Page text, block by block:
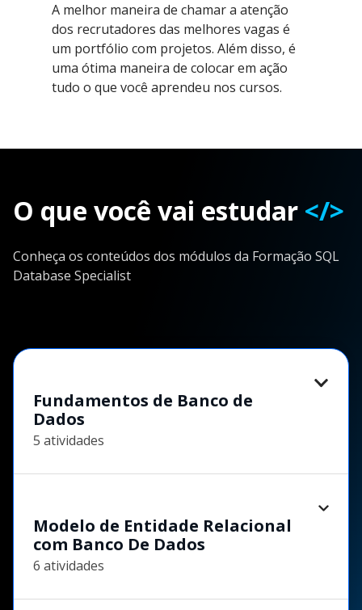
A melhor maneira de chamar a atenção
dos recrutadores das melhores vagas é
um portfólio com projetos. Além disso, é
uma ótima maneira de colocar em ação
tudo o que você aprendeu nos cursos.
O que você vai estudar </>
Conheça os conteúdos dos módulos da Formação SQL
Database Specialist
Fundamentos de Banco de
Dados
5 atividades
Modelo de Entidade Relacional
com Banco De Dados
6 atividades